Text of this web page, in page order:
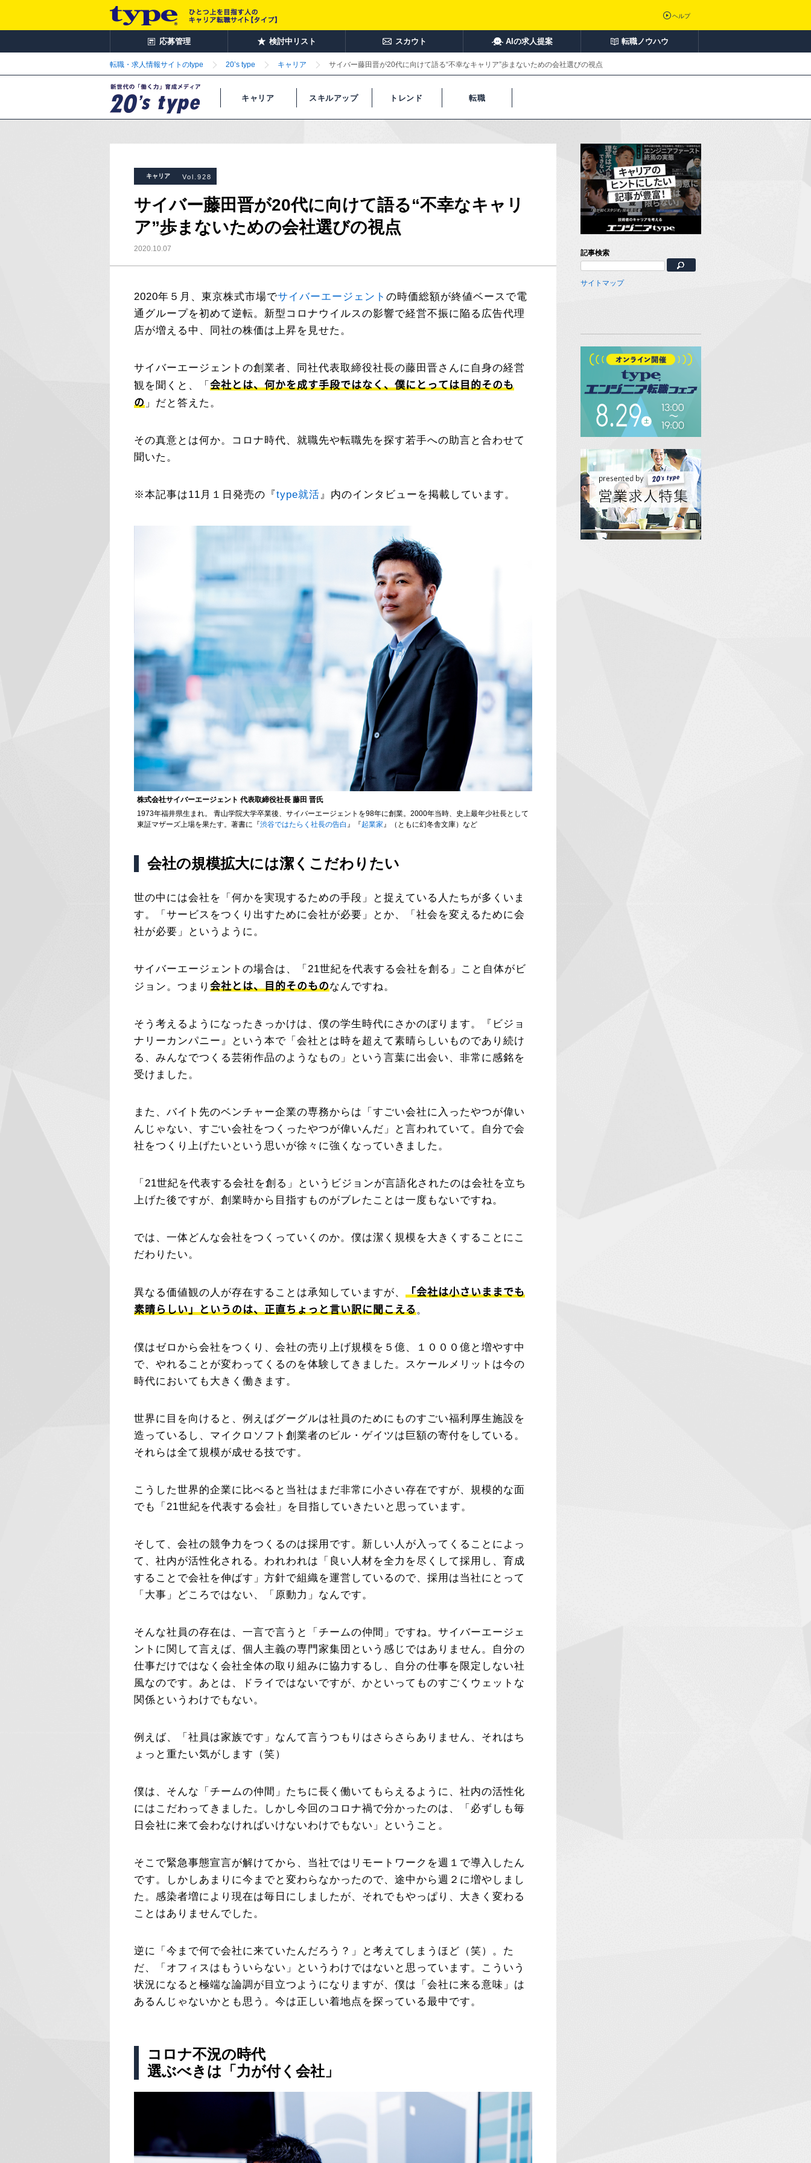
ヘルプ
応募管理 検討中リスト スカウト AIの求人提案 転職ノウハウ
転職・求人情報サイトのtype 20’s type キャリア サイバー藤田晋が20代に向けて語る“不幸なキャリア”歩まないための会社選びの視点
キャリア スキルアップ トレンド 転職
キャリア Vol.928
サイバー藤田晋が20代に向けて語る“不幸なキャリ
ア”歩まないための会社選びの視点
2020.10.07
2020年５月、東京株式市場でサイバーエージェント の時価総額が終値ベースで電
通グループを初めて逆転。新型コロナウイルスの影響で経営不振に陥る広告代理
店が増える中、同社の株価は上昇を見せた。
サイバーエージェントの創業者、同社代表取締役社長の藤田晋さんに自身の経営
観を聞くと、「 会社とは、何かを成す手段ではなく、僕にとっては目的そのも
の 」だと答えた。
その真意とは何か。コロナ時代、就職先や転職先を探す若手への助言と合わせて
聞いた。
※本記事は11月１日発売の『type就活』内のインタビューを掲載しています。
株式会社サイバーエージェント 代表取締役社長 藤田 晋氏
1973年福井県生まれ。 青山学院大学卒業後、サイバーエージェントを98年に創業。2000年当時、史上最年少社長として
東証マザーズ上場を果たす。著書に『渋谷ではたらく社長の告白 』『起業家』（ともに幻冬舎文庫）など
会社の規模拡大には潔くこだわりたい
世の中には会社を「何かを実現するための手段」と捉えている人たちが多くいま
す。「サービスをつくり出すために会社が必要」とか、「社会を変えるために会
社が必要」というように。
サイバーエージェントの場合は、「21世紀を代表する会社を創る」こと自体がビ
ジョン。つまり 会社とは、目的そのものなんですね。
そう考えるようになったきっかけは、僕の学生時代にさかのぼります。『ビジョ
ナリーカンパニー』という本で「会社とは時を超えて素晴らしいものであり続け
る、みんなでつくる芸術作品のようなもの」という言葉に出会い、非常に感銘を
受けました。
また、バイト先のベンチャー企業の専務からは「すごい会社に入ったやつが偉い
んじゃない、すごい会社をつくったやつが偉いんだ」と言われていて。自分で会
社をつくり上げたいという思いが徐々に強くなっていきました。
「21世紀を代表する会社を創る」というビジョンが言語化されたのは会社を立ち
上げた後ですが、創業時から目指すものがブレたことは一度もないですね。
では、一体どんな会社をつくっていくのか。僕は潔く規模を大きくすることにこ
だわりたい。
異なる価値観の人が存在することは承知していますが、 「会社は小さいままでも
素晴らしい」というのは、正直ちょっと言い訳に聞こえる。
僕はゼロから会社をつくり、会社の売り上げ規模を５億、１０００億と増やす中
で、やれることが変わってくるのを体験してきました。スケールメリットは今の
時代においても大きく働きます。
世界に目を向けると、例えばグーグルは社員のためにものすごい福利厚生施設を
造っているし、マイクロソフト創業者のビル・ゲイツは巨額の寄付をしている。
それらは全て規模が成せる技です。
こうした世界的企業に比べると当社はまだ非常に小さい存在ですが、規模的な面
でも「21世紀を代表する会社」を目指していきたいと思っています。
そして、会社の競争力をつくるのは採用です。新しい人が入ってくることによっ
て、社内が活性化される。われわれは「良い人材を全力を尽くして採用し、育成
することで会社を伸ばす」方針で組織を運営しているので、採用は当社にとって
「大事」どころではない、「原動力」なんです。
そんな社員の存在は、一言で言うと「チームの仲間」ですね。サイバーエージェ
ントに関して言えば、個人主義の専門家集団という感じではありません。自分の
仕事だけではなく会社全体の取り組みに協力するし、自分の仕事を限定しない社
風なのです。あとは、ドライではないですが、かといってものすごくウェットな
関係というわけでもない。
例えば、「社員は家族です」なんて言うつもりはさらさらありません、それはち
ょっと重たい気がします（笑）
僕は、そんな「チームの仲間」たちに長く働いてもらえるように、社内の活性化
にはこだわってきました。しかし今回のコロナ禍で分かったのは、「必ずしも毎
日会社に来て会わなければいけないわけでもない」ということ。
そこで緊急事態宣言が解けてから、当社ではリモートワークを週１で導入したん
です。しかしあまりに今までと変わらなかったので、途中から週２に増やしまし
た。感染者増により現在は毎日にしましたが、それでもやっぱり、大きく変わる
ことはありませんでした。
逆に「今まで何で会社に来ていたんだろう？」と考えてしまうほど（笑）。た
だ、「オフィスはもういらない」というわけではないと思っています。こういう
状況になると極端な論調が目立つようになりますが、僕は「会社に来る意味」は
あるんじゃないかとも思う。今は正しい着地点を探っている最中です。
コロナ不況の時代
選ぶべきは「力が付く会社」
記事検索
サイトマップ